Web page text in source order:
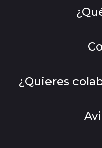
¿Quieres